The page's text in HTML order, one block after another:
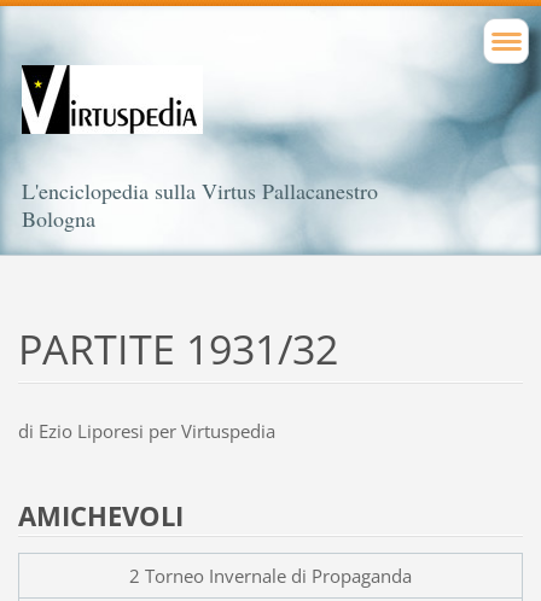
L'enciclopedia sulla Virtus Pallacanestro
Bologna
PARTITE 1931/32
di Ezio Liporesi per Virtuspedia
AMICHEVOLI
2 Torneo Invernale di Propaganda